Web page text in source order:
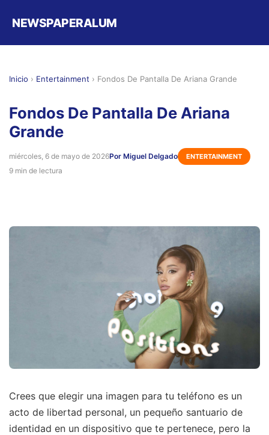
NEWSPAPERALUM
Inicio › Entertainment › Fondos De Pantalla De Ariana Grande
Fondos De Pantalla De Ariana
Grande
miércoles, 6 de mayo de 2026Por Miguel Delgado ENTERTAINMENT
9 min de lectura
Crees que elegir una imagen para tu teléfono es un
acto de libertad personal, un pequeño santuario de
identidad en un dispositivo que te pertenece, pero la